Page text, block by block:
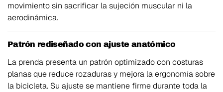
movimiento sin sacrificar la sujeción muscular ni la
aerodinámica.
Patrón rediseñado con ajuste anatómico
La prenda presenta un patrón optimizado con costuras
planas que reduce rozaduras y mejora la ergonomía sobre
la bicicleta. Su ajuste se mantiene firme durante toda la